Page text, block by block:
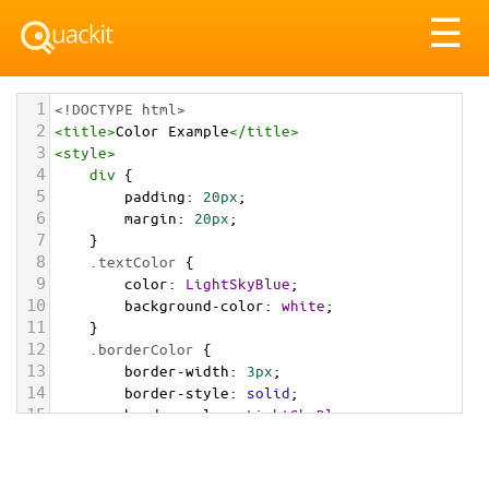
☰
1 <!DOCTYPE html>
2 <title>Color Example</title>
3 <style>
4 div {
5 padding: 20px;
6 margin: 20px;
7 }
8 .textColor {
9 color: LightSkyBlue;
10 background-color: white;
11 }
12 .borderColor {
13 border-width: 3px;
14 border-style: solid;
15 border-color: LightSkyBlue;